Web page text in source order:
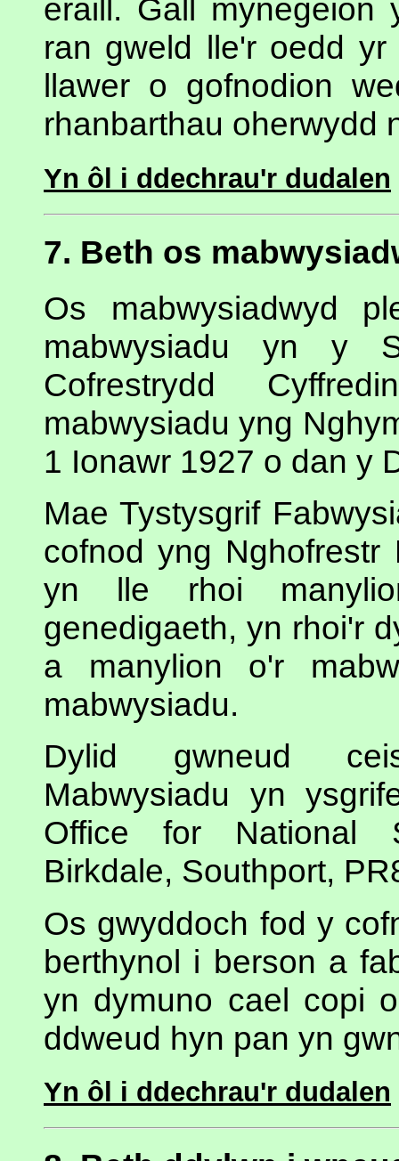
eraill. Gall
ran gweld lle'r oedd
llawer o gofnodion
rhanbarthau oherwydd
Yn ôl i ddechrau'r dudalen
7. Beth os
Os mabwysiadwyd
mabwysiadu yn y
Cofrestrydd
mabwysiadu yng
1 Ionawr 1927 o dan y
Mae Tystysgrif
cofnod yng
yn lle rhoi
genedigaeth, yn rhoi'r
a manylion o'r
mabwysiadu.
Dylid gwneud
Mabwysiadu yn
Office for National
Birkdale, Southport,
Os gwyddoch fod y
berthynol i berson a
yn dymuno cael copi
ddweud hyn pan yn
Yn ôl i ddechrau'r dudalen